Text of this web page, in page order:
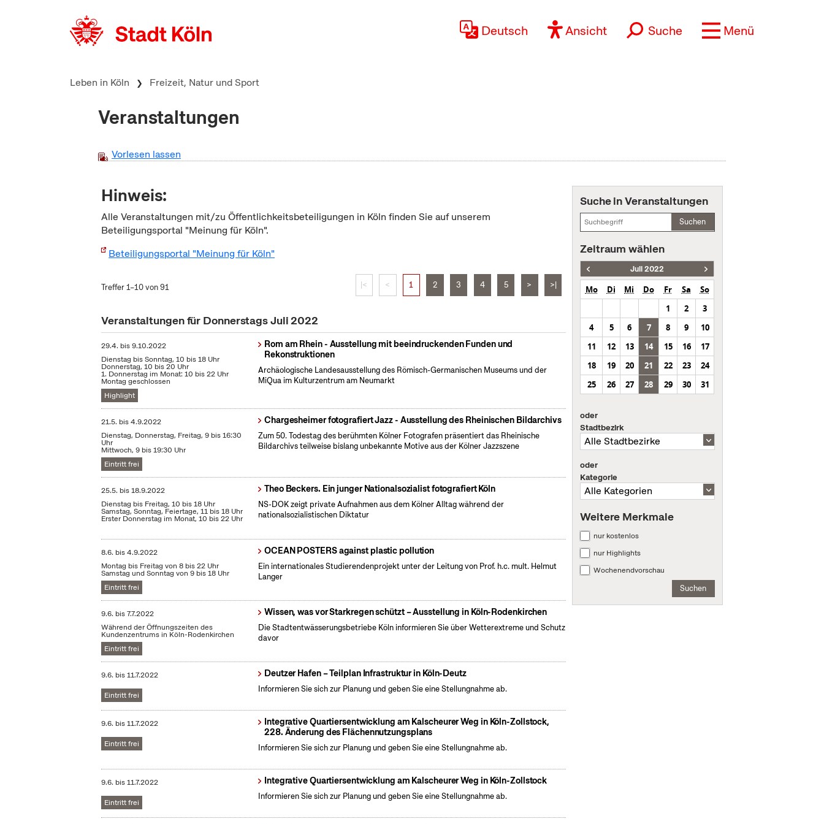
Deutsch Ansicht Suche Menü
Leben in Köln Freizeit, Natur und Sport
Veranstaltungen
Vorlesen lassen
Hinweis:
Alle Veranstaltungen mit/zu Öffentlichkeitsbeteiligungen in Köln finden Sie auf unserem
Beteiligungsportal "Meinung für Köln".
Beteiligungsportal "Meinung für Köln"
Treffer 1–10 von 91 |< < 1 2 3 4 5 > >|
Veranstaltungen für Donnerstags Juli 2022
29.4. bis9.10.2022
Dienstag bis Sonntag, 10 bis 18 Uhr
Donnerstag, 10 bis 20 Uhr
1. Donnerstag im Monat: 10 bis 22 Uhr
Montag geschlossen
Highlight
Rom am Rhein - Ausstellung mit beeindruckenden Funden und
Rekonstruktionen
Archäologische Landesausstellung des Römisch-Germanischen Museums und der
MiQua im Kulturzentrum am Neumarkt
21.5. bis4.9.2022
Dienstag, Donnerstag, Freitag, 9 bis 16:30
Uhr
Mittwoch, 9 bis 19:30 Uhr
Eintritt frei
Chargesheimer fotografiert Jazz - Ausstellung des Rheinischen Bildarchivs
Zum 50. Todestag des berühmten Kölner Fotografen präsentiert das Rheinische
Bildarchivs teilweise bislang unbekannte Motive aus der Kölner Jazzszene
25.5. bis18.9.2022
Dienstag bis Freitag, 10 bis 18 Uhr
Samstag, Sonntag, Feiertage, 11 bis 18 Uhr
Erster Donnerstag im Monat, 10 bis 22 Uhr
Theo Beckers. Ein junger Nationalsozialist fotografiert Köln
NS-DOK zeigt private Aufnahmen aus dem Kölner Alltag während der
nationalsozialistischen Diktatur
8.6. bis4.9.2022
Montag bis Freitag von 8 bis 22 Uhr
Samstag und Sonntag von 9 bis 18 Uhr
Eintritt frei
OCEAN POSTERS against plastic pollution
Ein internationales Studierendenprojekt unter der Leitung von Prof. h.c. mult. Helmut
Langer
9.6. bis7.7.2022
Während der Öffnungszeiten des
Kundenzentrums in Köln-Rodenkirchen
Eintritt frei
Wissen, was vor Starkregen schützt – Ausstellung in Köln-Rodenkirchen
Die Stadtentwässerungsbetriebe Köln informieren Sie über Wetterextreme und Schutz
davor
9.6. bis11.7.2022
Eintritt frei
Deutzer Hafen – Teilplan Infrastruktur in Köln-Deutz
Informieren Sie sich zur Planung und geben Sie eine Stellungnahme ab.
9.6. bis11.7.2022
Eintritt frei
Integrative Quartiersentwicklung am Kalscheurer Weg in Köln-Zollstock,
228. Änderung des Flächennutzungsplans
Informieren Sie sich zur Planung und geben Sie eine Stellungnahme ab.
9.6. bis11.7.2022
Eintritt frei
Integrative Quartiersentwicklung am Kalscheurer Weg in Köln-Zollstock
Informieren Sie sich zur Planung und geben Sie eine Stellungnahme ab.
Suche in Veranstaltungen
Suchen
Zeitraum wählen
Juli 2022
Mo Di Mi Do Fr Sa
So
1
2
3
4
5 6 7 8 9
10
11
12 13 14 15 16
17
18
19 20 21 22 23
24
25
26 27 28 29 30 31
oder
Stadtbezirk
oder
Kategorie
Weitere Merkmale
nur kostenlos
nur Highlights
Wochenendvorschau
Suchen